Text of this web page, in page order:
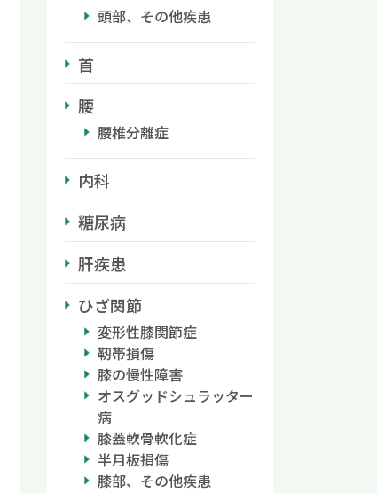
頭部、その他疾患
首
腰
腰椎分離症
内科
糖尿病
肝疾患
ひざ関節
変形性膝関節症
靭帯損傷
膝の慢性障害
オスグッドシュラッター
病
膝蓋軟骨軟化症
半月板損傷
膝部、その他疾患